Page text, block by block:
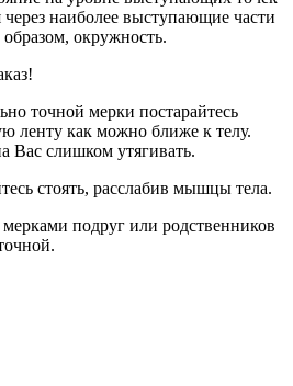
наиболее выступающие части
окружность.
точной мерки постарайтесь
ленту как можно ближе к телу.
Вас слишком утягивать.
стоять, расслабив мышцы тела.
подруг или родственников